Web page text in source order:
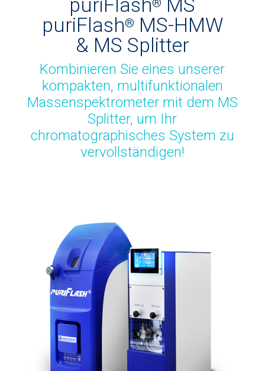
puriFlash® MS
puriFlash® MS-HMW
& MS Splitter
Kombinieren Sie eines unserer
kompakten, multifunktionalen
Massenspektrometer mit dem MS
Splitter, um Ihr
chromatographisches System zu
vervollständigen!